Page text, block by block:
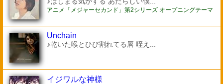
アニメ「メジャーセカンド」第2シリーズ オープニングテーマ
Unchain
♪乾いた喉とひび割れてる唇 咥え...
イジワルな神様